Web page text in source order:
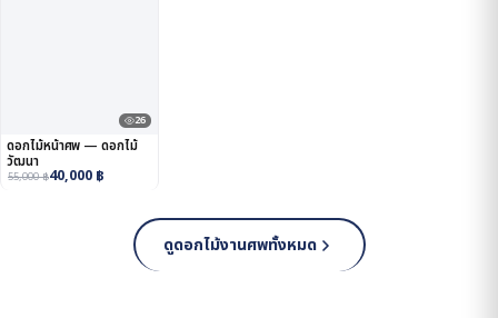
26
ดอกไม้หน้าศพ — ดอกไม้
วัฒนา
55,000฿40,000 ฿
ดูดอกไม้งานศพทั้งหมด